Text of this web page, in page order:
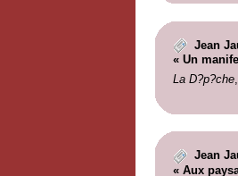
Jean
« Un
La D?p?che
Jean
« Aux